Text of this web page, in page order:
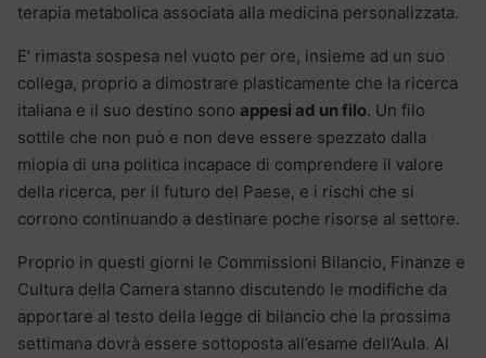
terapia metabolica associata alla medicina personalizzata.
E’ rimasta sospesa nel vuoto per ore, insieme ad un suo
collega, proprio a dimostrare plasticamente che la ricerca
italiana e il suo destino sono appesi ad un filo. Un filo
sottile che non può e non deve essere spezzato dalla
miopia di una politica incapace di comprendere il valore
della ricerca, per il futuro del Paese, e i rischi che si
corrono continuando a destinare poche risorse al settore.
Proprio in questi giorni le Commissioni Bilancio, Finanze e
Cultura della Camera stanno discutendo le modifiche da
apportare al testo della legge di bilancio che la prossima
settimana dovrà essere sottoposta all’esame dell’Aula. Al